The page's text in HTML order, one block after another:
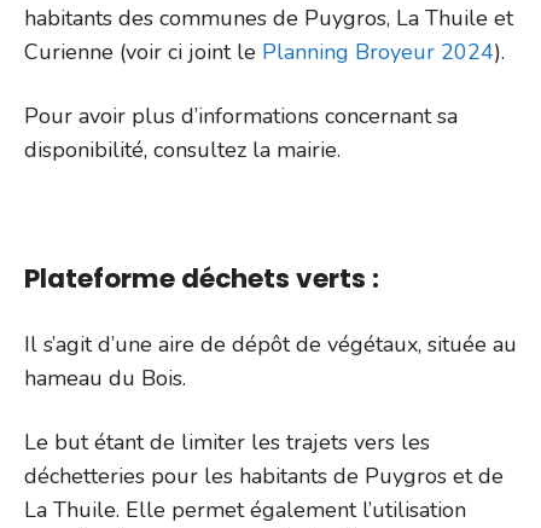
habitants des communes de Puygros, La Thuile et
Curienne (voir ci joint le Planning Broyeur 2024).
Pour avoir plus d’informations concernant sa
disponibilité, consultez la mairie.
Plateforme déchets verts :
Il s’agit d’une aire de dépôt de végétaux, située au
hameau du Bois.
Le but étant de limiter les trajets vers les
déchetteries pour les habitants de Puygros et de
La Thuile. Elle permet également l’utilisation